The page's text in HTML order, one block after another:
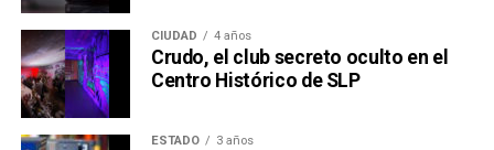
CIUDAD 4 años
Crudo, el club secreto oculto en el
Centro Histórico de SLP
ESTADO 3 años